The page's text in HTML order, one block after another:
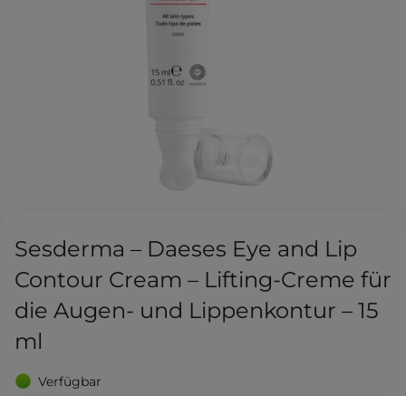
Sesderma – Daeses Eye and Lip
Contour Cream – Lifting-Creme für
die Augen- und Lippenkontur – 15
ml
Verfügbar